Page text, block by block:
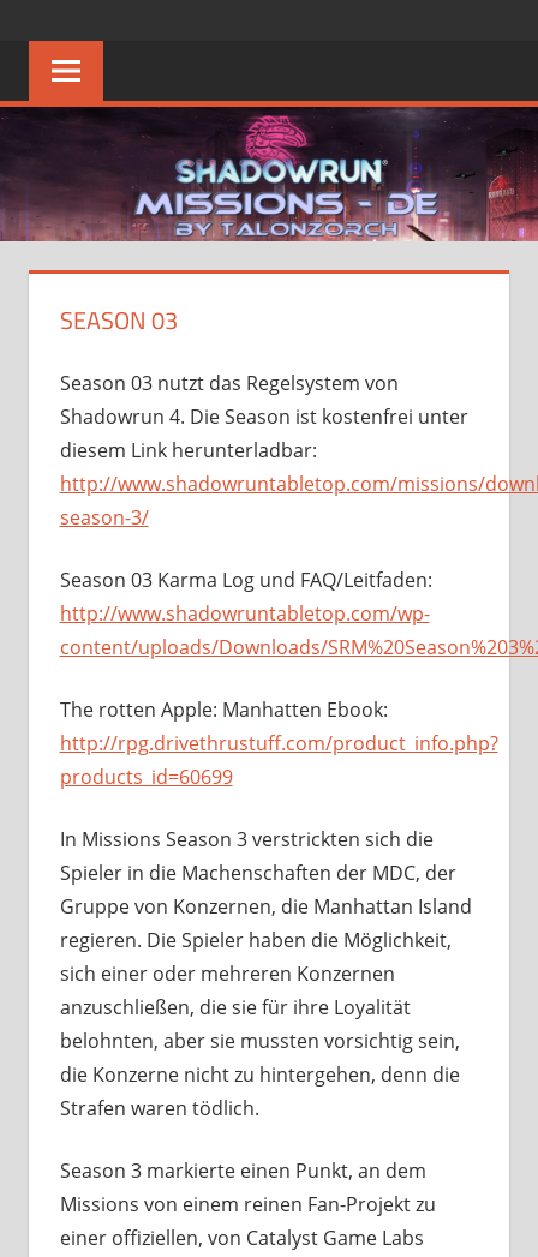
springen
MISSIONS
–
DE
Die
Heimat
Deutschen
Missions
FAQ
SEASON 03
Season 03 nutzt das Regelsystem von
Shadowrun 4. Die Season ist kostenfrei unter
diesem Link herunterladbar:
http://www.shadowruntabletop.com/missions/
season-3/
Season 03 Karma Log und FAQ/Leitfaden:
http://www.shadowruntabletop.com/wp-
content/uploads/Downloads/
The rotten Apple: Manhatten Ebook:
http://rpg.drivethrustuff.com/product_info.php?
products_id=60699
In Missions Season 3 verstrickten sich die
Spieler in die Machenschaften der MDC, der
Gruppe von Konzernen, die Manhattan Island
regieren. Die Spieler haben die Möglichkeit,
sich einer oder mehreren Konzernen
anzuschließen, die sie für ihre Loyalität
belohnten, aber sie mussten vorsichtig sein,
die Konzerne nicht zu hintergehen, denn die
Strafen waren tödlich.
Season 3 markierte einen Punkt, an dem
Missions von einem reinen Fan-Projekt zu
einer offiziellen, von Catalyst Game Labs